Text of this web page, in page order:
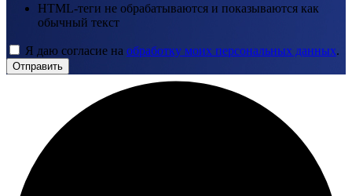
HTML-теги не обрабатываются и показываются как
обычный текст
Я даю согласие на обработку моих персональных данных.
Отправить